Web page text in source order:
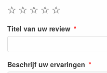
☆
☆
☆
☆
☆
Titel van uw review
Beschrijf uw ervaringen